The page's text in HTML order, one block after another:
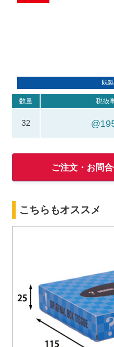
既
数量 税抜
32
ご注文・お問
こちらもオススメ